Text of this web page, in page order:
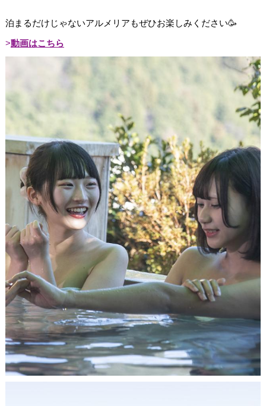
泊まるだけじゃないアルメリアもぜひお楽しみください🥳
動画はこちら